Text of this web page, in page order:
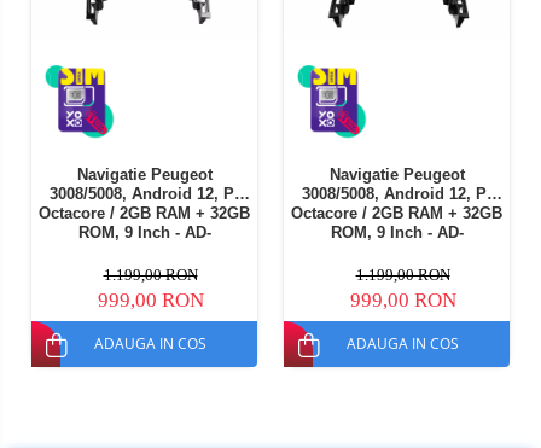
Navigatie Peugeot
3008/5008, Android 12, P-
Octacore / 2GB RAM + 32GB
ROM, 9 Inch - AD-
1.199,00 RON
999,00 RON
ADAUGA IN COS
Navigatie Peugeot
3008/5008, Android 12, P-
Octacore / 2GB RAM + 32GB
ROM, 9 Inch - AD-
1.199,00 RON
999,00 RON
ADAUGA IN COS